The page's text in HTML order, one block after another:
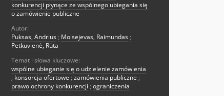
konkurencji płynące ze wspólnego ubiegania się
o zamówienie publiczne
Autor:
Puksas, Andrius ; Moisejevas, Raimundas ;
Petkuvienė, Rūta
Temat i słowa kluczowe:
wspólne ubieganie się o udzielenie zamówienia
; konsorcja ofertowe ; zamówienia publiczne ;
prawo ochrony konkurencji ; ograniczenia